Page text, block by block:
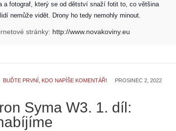
a fotograf, který se od dětství snaží fotit to, co většina
nemůže vidět. Drony ho tedy nemohly minout.
stránky: http://www.novakoviny.eu
BUĎTE PRVNÍ, KDO NAPÍŠE KOMENTÁŘ! PROSINEC 2, 2022
Syma W3. 1. díl: